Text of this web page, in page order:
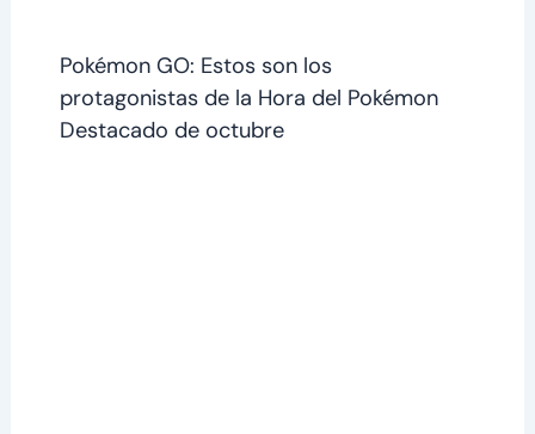
Pokémon GO: Estos son los
protagonistas de la Hora del Pokémon
Destacado de octubre